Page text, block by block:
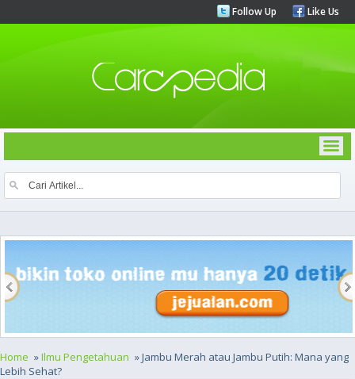
Follow Up Like Us
Home »Ilmu Pengetahuan » Jambu Merah atau Jambu Putih: Mana yang
Lebih Sehat?